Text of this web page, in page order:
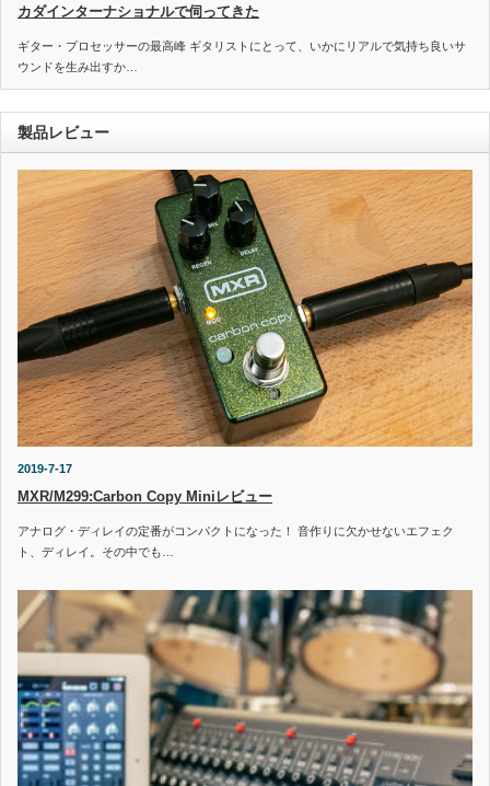
カダインターナショナルで伺ってきた
ギター・プロセッサーの最高峰 ギタリストにとって、いかにリアルで気持ち良いサ
ウンドを生み出すか…
製品レビュー
2019-7-17
MXR/M299:Carbon Copy Miniレビュー
アナログ・ディレイの定番がコンパクトになった！ 音作りに欠かせないエフェク
ト、ディレイ。その中でも…